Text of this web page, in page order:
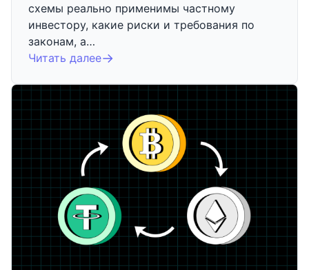
схемы реально применимы частному
инвестору, какие риски и требования по
законам, а…
Читать далее